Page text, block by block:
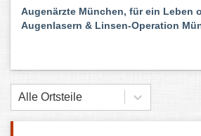
Augenärzte München, für ein Leben
Augenlasern & Linsen-Operation
Alle Ortsteile